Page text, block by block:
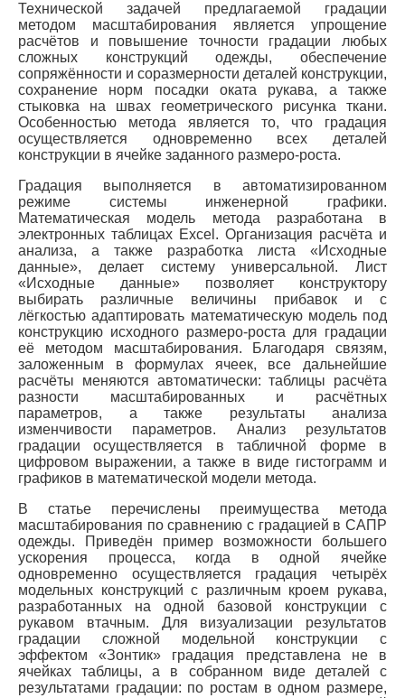
Технической задачей предлагаемой градации
методом масштабирования является упрощение
расчётов и повышение точности градации любых
сложных конструкций одежды, обеспечение
сопряжённости и соразмерности деталей конструкции,
сохранение норм посадки оката рукава, а также
стыковка на швах геометрического рисунка ткани.
Особенностью метода является то, что градация
осуществляется одновременно всех деталей
конструкции в ячейке заданного размеро-роста.
Градация выполняется в автоматизированном
режиме системы инженерной графики.
Математическая модель метода разработана в
электронных таблицах Excel. Организация расчёта и
анализа, а также разработка листа «Исходные
данные», делает систему универсальной. Лист
«Исходные данные» позволяет конструктору
выбирать различные величины прибавок и с
лёгкостью адаптировать математическую модель под
конструкцию исходного размеро-роста для градации
её методом масштабирования. Благодаря связям,
заложенным в формулах ячеек, все дальнейшие
расчёты меняются автоматически: таблицы расчёта
разности масштабированных и расчётных
параметров, а также результаты анализа
изменчивости параметров. Анализ результатов
градации осуществляется в табличной форме в
цифровом выражении, а также в виде гистограмм и
графиков в математической модели метода.
В статье перечислены преимущества метода
масштабирования по сравнению с градацией в САПР
одежды. Приведён пример возможности большего
ускорения процесса, когда в одной ячейке
одновременно осуществляется градация четырёх
модельных конструкций с различным кроем рукава,
разработанных на одной базовой конструкции с
рукавом втачным. Для визуализации результатов
градации сложной модельной конструкции с
эффектом «Зонтик» градация представлена не в
ячейках таблицы, а в собранном виде деталей с
результатами градации: по ростам в одном размере,